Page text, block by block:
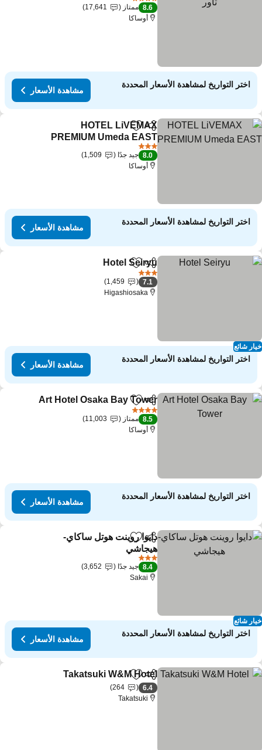
8.6 ممتاز
17,641
أوساكا
اختر التواريخ لمشاهدة الأسعار المحددة
مشاهدة الأسعار
مشاركةAdd to favorites
HOTEL LiVEMAX
PREMIUM Umeda EAST
مشاهدة الأسعار
8.0 جيد جدًا
1,509
أوساكا
اختر التواريخ لمشاهدة الأسعار المحددة
مشاهدة الأسعار
شائع
مشاركةAdd to favorites
Hotel Seiryu
7.1
1,459
Higashiosaka
اختر التواريخ لمشاهدة الأسعار المحددة
مشاهدة الأسعار
مشاركةAdd to favorites
Art Hotel Osaka Bay Tower
8.5 ممتاز
11,003
أوساكا
اختر التواريخ لمشاهدة الأسعار المحددة
مشاهدة الأسعار
شائع
مشاركةAdd to favorites
دايوا روينت هوتل ساكاي-
هيجاشي
مشاهدة الأسعار
8.4 جيد جدًا
3,652
Sakai
اختر التواريخ لمشاهدة الأسعار المحددة
مشاهدة الأسعار
مشاركةAdd to favorites
Takatsuki W&M Hotel
6.4
264
Takatsuki